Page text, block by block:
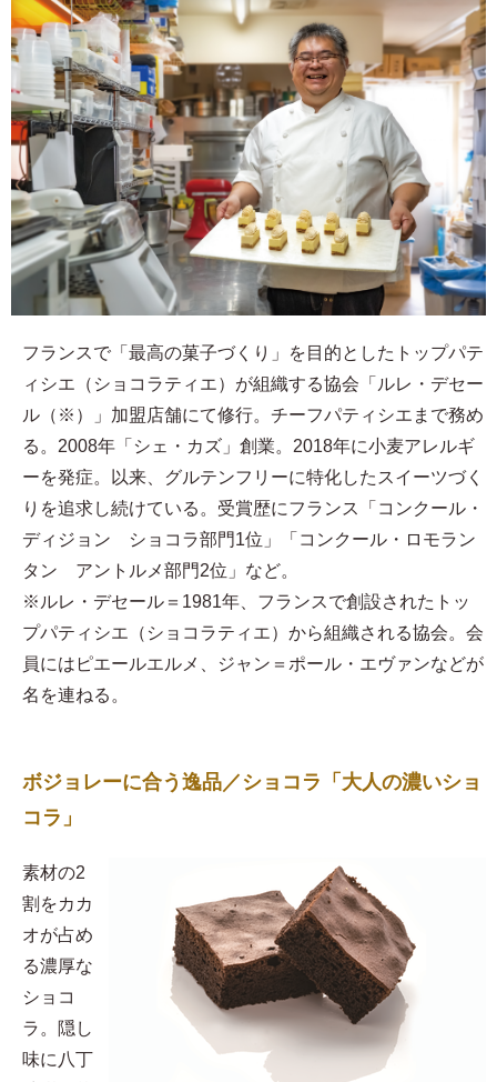
フランスで「最高の菓子づくり」を目的としたトップパテ
ィシエ（ショコラティエ）が組織する協会「ルレ・デセー
ル（※）」加盟店舗にて修行。チーフパティシエまで務め
る。2008年「シェ・カズ」創業。2018年に小麦アレルギ
ーを発症。以来、グルテンフリーに特化したスイーツづく
りを追求し続けている。受賞歴にフランス「コンクール・
ディジョン ショコラ部門1位」「コンクール・ロモラン
タン アントルメ部門2位」など。
※ルレ・デセール＝1981年、フランスで創設されたトッ
プパティシエ（ショコラティエ）から組織される協会。会
員にはピエールエルメ、ジャン＝ポール・エヴァンなどが
名を連ねる。
ボジョレーに合う逸品／ショコラ「大人の濃いショ
コラ」
素材の2
割をカカ
オが占め
る濃厚な
ショコ
ラ。隠し
味に八丁